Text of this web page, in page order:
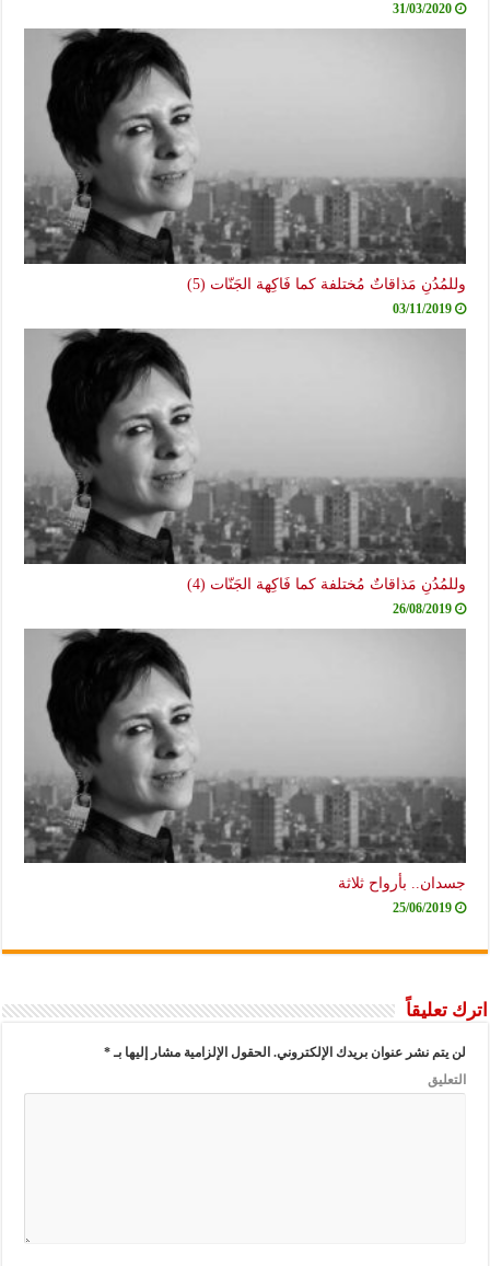
31/03/2020
وللمُدُنِ مَذاقاتٌ مُختلفة كما فَاكِهة الجَنّات (5)
03/11/2019
وللمُدُنِ مَذاقاتٌ مُختلفة كما فَاكِهة الجَنّات (4)
26/08/2019
جسدان.. بأرواح ثلاثة
25/06/2019
اترك تعليقاً
لن يتم نشر عنوان بريدك الإلكتروني. الحقول الإلزامية مشار إليها بـ*
التعليق